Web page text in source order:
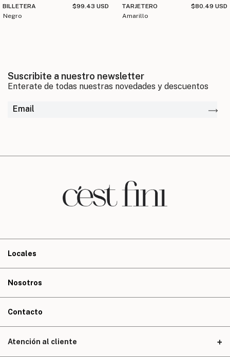
BILLETERA
negro
$99.43 USD
TARJETERO
amarillo
$80.49 USD
Suscribite a nuestro newsletter
Locales
Nosotros
Contacto
Atención al cliente